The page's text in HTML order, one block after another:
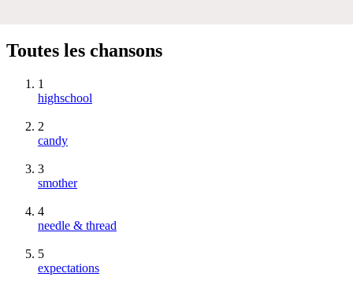
Toutes les chansons
1
highschool
2
candy
3
smother
4
needle & thread
5
expectations